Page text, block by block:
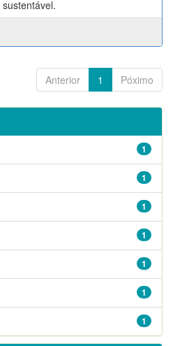
Anterior 1 Póximo
1
1
1
1
1
1
1